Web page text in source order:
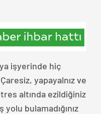
işyerinde hiç
yapayalnız ve
altında ezildiğiniz
yolu bulamadığınız